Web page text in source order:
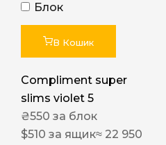
Блок
В Кошик
Compliment super
slims violet 5
₴550 за блок
$510 за ящик≈ 22 950